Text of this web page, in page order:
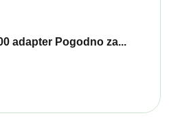
adapter Pogodno za...